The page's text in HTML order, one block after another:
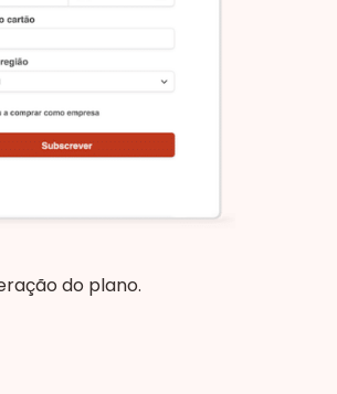
do plano.